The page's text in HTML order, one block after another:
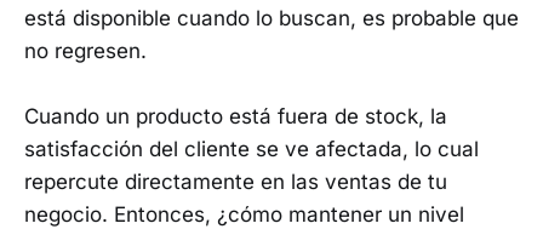
está disponible cuando lo buscan, es probable que
no regresen.
Cuando un producto está fuera de stock, la
satisfacción del cliente se ve afectada, lo cual
repercute directamente en las ventas de tu
negocio. Entonces, ¿cómo mantener un nivel